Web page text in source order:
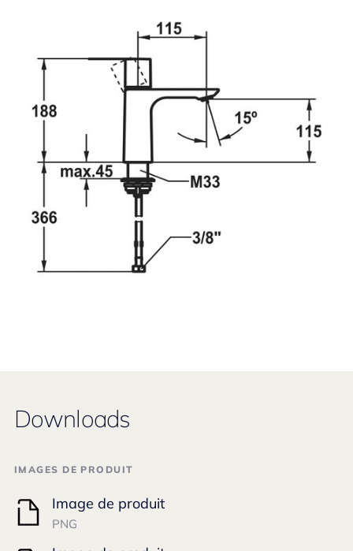
Downloads
IMAGES DE PRODUIT
Image de produit
PNG